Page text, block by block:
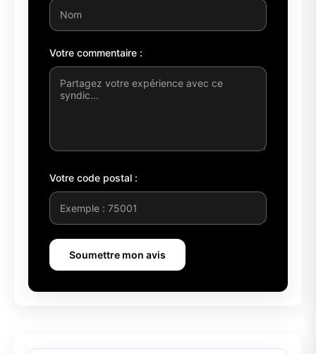
Votre commentaire :
Votre code postal :
Soumettre mon avis